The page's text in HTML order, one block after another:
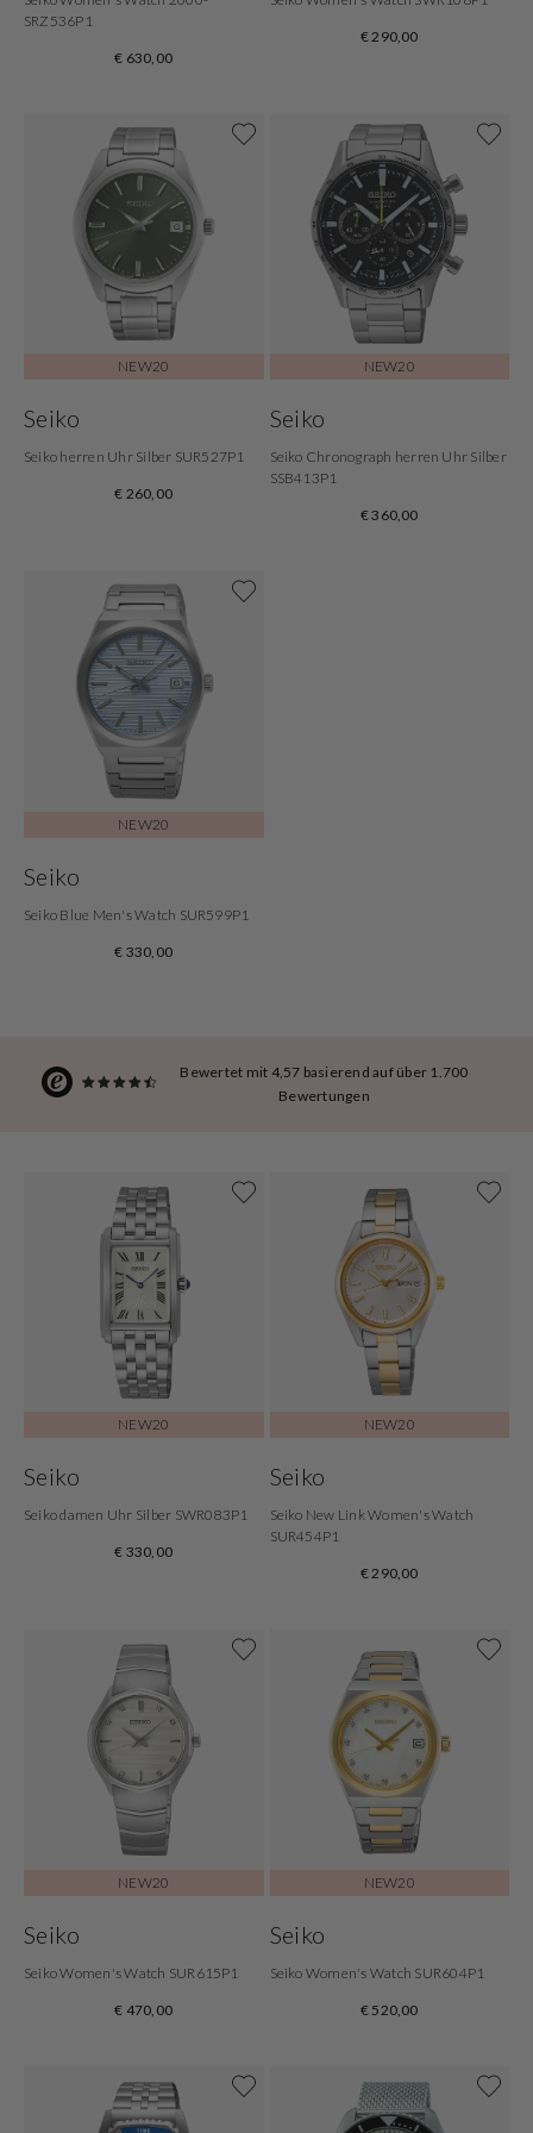
Bewertet mit 4,57 basierend auf über 1.700
Bewertungen
SRZ536P1
€ 630,00
€ 290,00
NEW20
Seiko
Seiko herren Uhr Silber SUR527P1
€ 260,00
NEW20
Seiko
Seiko Chronograph herren Uhr Silber
SSB413P1
€ 360,00
NEW20
Seiko
Seiko Blue Men's Watch SUR599P1
€ 330,00
NEW20
Seiko
Seiko damen Uhr Silber SWR083P1
€ 330,00
NEW20
Seiko
Seiko New Link Women's Watch
SUR454P1
€ 290,00
NEW20
Seiko
Seiko Women's Watch SUR615P1
€ 470,00
NEW20
Seiko
Seiko Women's Watch SUR604P1
€ 520,00